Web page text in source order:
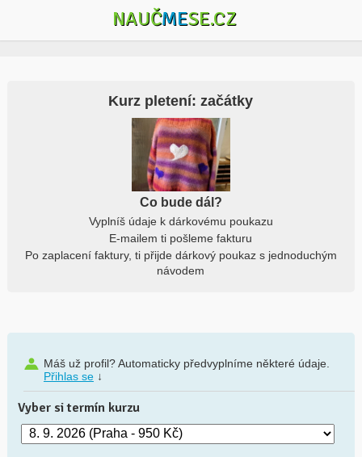
NAUČMESE.CZ
Kurz pletení: začátky
Co bude dál?
Vyplníš údaje k dárkovému poukazu
E-mailem ti pošleme fakturu
Po zaplacení faktury, ti přijde dárkový poukaz s jednoduchým
návodem
Máš už profil? Automaticky předvyplníme některé údaje.
Přihlas se↓
Vyber si termín kurzu